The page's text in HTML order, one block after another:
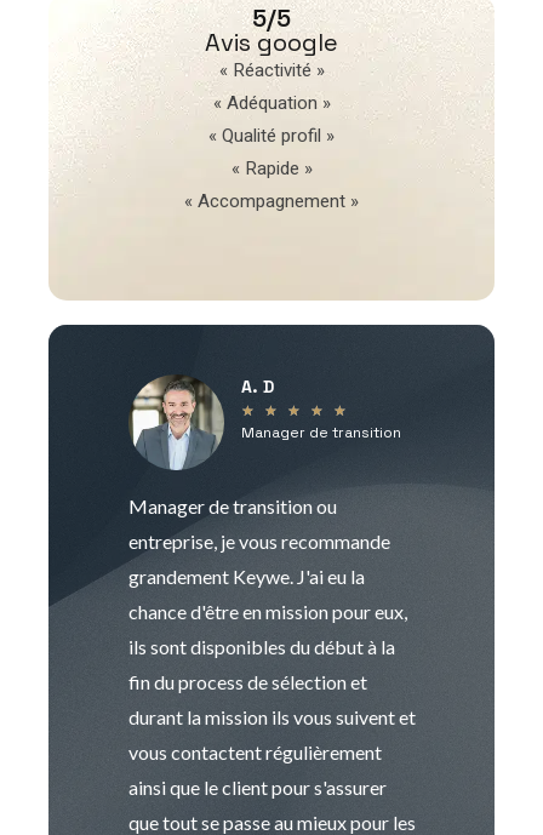
5/5
Avis google
« Réactivité »
« Adéquation »
« Qualité profil »
« Rapide »
« Accompagnement »
A. D
★ ★ ★ ★ ★
Manager de transition
Manager de transition ou
entreprise, je vous recommande
grandement Keywe. J'ai eu la
chance d'être en mission pour eux,
ils sont disponibles du début à la
fin du process de sélection et
durant la mission ils vous suivent et
vous contactent régulièrement
ainsi que le client pour s'assurer
que tout se passe au mieux pour les